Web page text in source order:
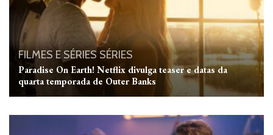
FILMES E SÉRIES SÉRIES
Paradise On Earth! Netflix divulga teaser e datas da
quarta temporada de Outer Banks